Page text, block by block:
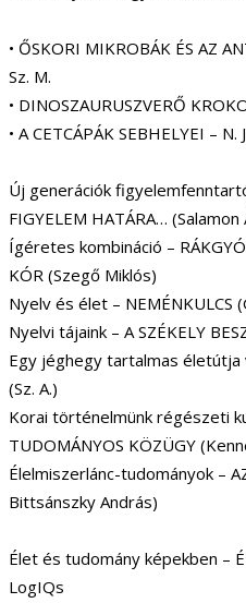
• ŐSKORI MIKROBÁK ÉS AZ
Sz. M.
• DINOSZAURUSZVERŐ
• A CETCÁPÁK SEBHELYEI – N.
Új generációk
FIGYELEM HATÁRA…
Ígéretes kombináció –
KÓR (Szegő Miklós)
Nyelv és élet – NEMÉNKULCS
Nyelvi tájaink – A SZÉKELY
Egy jéghegy tartalmas életútja
(Sz. A.)
Korai történelmünk régészeti
TUDOMÁNYOS KÖZÜGY
Élelmiszerlánc-tudományok –
Bittsánszky András)
Élet és tudomány képekben –
LogIQs